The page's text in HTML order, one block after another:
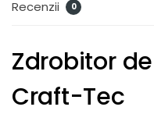
Recenzii 0
Zdrobitor
Craft-Tec